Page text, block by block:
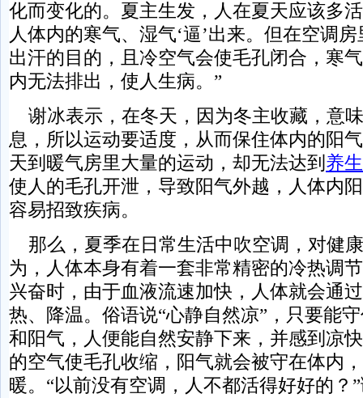
化而变化的。夏主生发，人在夏天应该多
人体内的寒气、湿气‘逼’出来。但在空调
出汗的目的，且冷空气会使毛孔闭合，寒
内无法排出，使人生病。”
谢冰表示，在冬天，因为冬主收藏，意
息，所以运动要适度，从而保住体内的阳
天到暖气房里大量的运动，却无法达到 养生
使人的毛孔开泄，导致阳气外越，人体内
容易招致疾病。
那么，夏季在日常生活中吹空调，对健
为，人体本身有着一套非常精密的冷热
兴奋时，由于血液流速加快，人体就会通
热、降温。俗语说“心静自然凉”，只要能
和阳气，人便能自然安静下来，并感到凉
的空气使毛孔收缩，阳气就会被守在体内
暖。“以前没有空调，人不都活得好好的？